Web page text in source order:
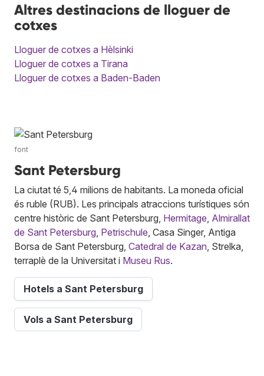
Altres destinacions de lloguer de
cotxes
Lloguer de cotxes a Hèlsinki
Lloguer de cotxes a Tirana
Lloguer de cotxes a Baden-Baden
font
Sant Petersburg
La ciutat té 5,4 milions de habitants. La moneda oficial
és ruble (RUB). Les principals atraccions turístiques són
centre històric de Sant Petersburg, Hermitage Almirallat
de Sant Petersburg Petrischule , Casa Singer, Antiga
Borsa de Sant Petersburg, Catedral de Kazan , Strelka,
terraplè de la Universitat i Museu Rus.
Hotels a Sant Petersburg
Vols a Sant Petersburg